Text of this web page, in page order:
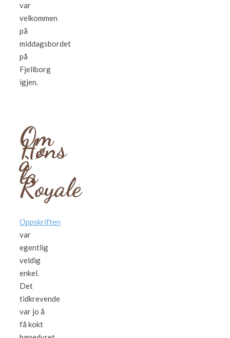
var
velkommen
på
middagsbordet
på
Fjellborg
igjen.
Om
Høns
à
la
Royale
Oppskriften
var
egentlig
veldig
enkel.
Det
tidkrevende
var jo å
få kokt